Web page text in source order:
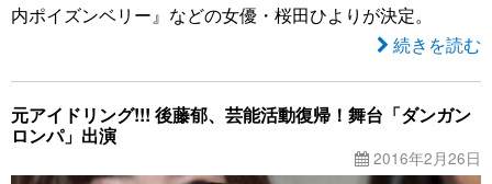
内ポイズンベリー』などの女優・桜田ひよりが決定。
続きを読む
元アイドリング!!! 後藤郁、芸能活動復帰！舞台「ダンガン
ロンパ」出演
2016年2月26日